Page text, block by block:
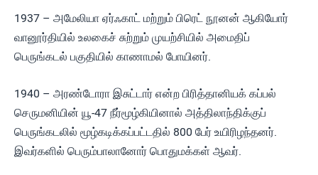
1937 – அமேலியா ஏர்ஃகாட் மற்றும் பிரெட் நூனன் ஆகியோர்
வானூர்தியில் உலகைச் சுற்றும் முயற்சியில் அமைதிப்
பெருங்கடல் பகுதியில் காணாமல் போயினர்.
1940 – அரண்டோரா இசுட்டார் என்ற பிரித்தானியக் கப்பல்
செருமனியின் யூ-47 நீர்மூழ்கியினால் அத்திலாந்திக்குப்
பெருங்கடலில் மூழ்கடிக்கப்பட்டதில் 800 பேர் உயிரிழந்தனர்.
இவர்களில் பெரும்பாலானோர் பொதுமக்கள் ஆவர்.